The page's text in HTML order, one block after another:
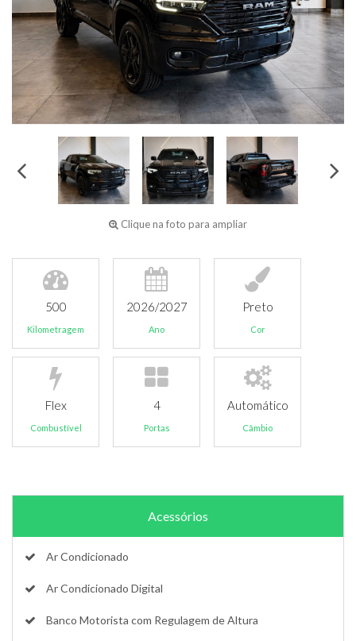
Clique na foto para ampliar
500
Kilometragem
2026/2027
Ano
Preto
Cor
Flex
Combustível
4
Portas
Automático
Câmbio
Acessórios
Ar Condicionado
Ar Condicionado Digital
Banco Motorista com Regulagem de Altura